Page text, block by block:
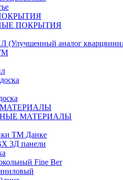
ПОКРЫТИЯ
аналог
МАТЕРИАЛЫ
ТМ Данке
3Д панели
Fine Ber